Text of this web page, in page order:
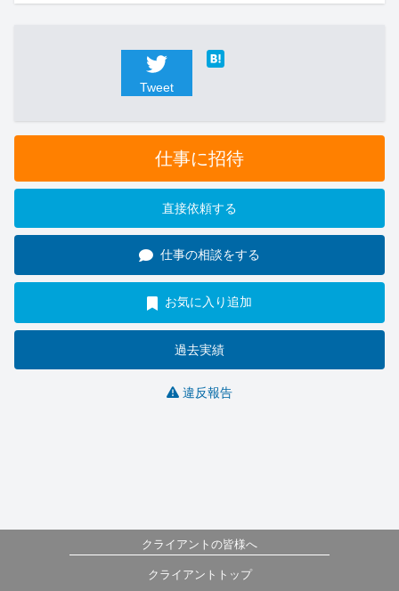
Tweet
仕事に招待
直接依頼する
仕事の相談をする
お気に入り追加
過去実績
違反報告
クライアントの皆様へ
クライアントトップ